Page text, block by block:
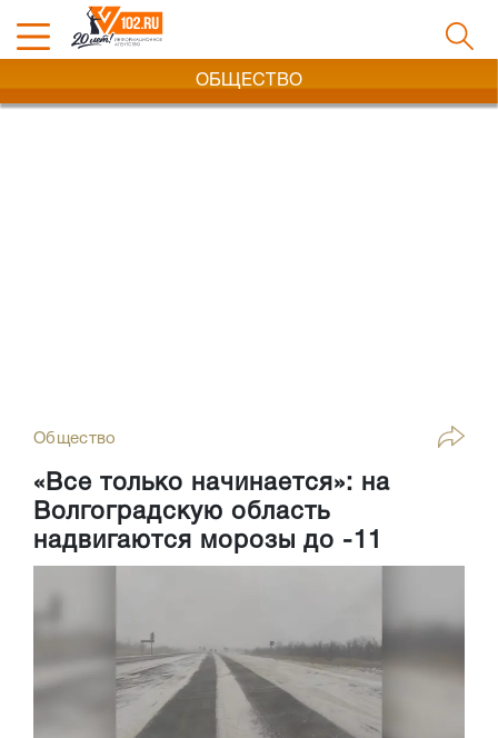
ОБЩЕСТВО
Общество
«Все только начинается»: на
Волгоградскую область
надвигаются морозы до -11